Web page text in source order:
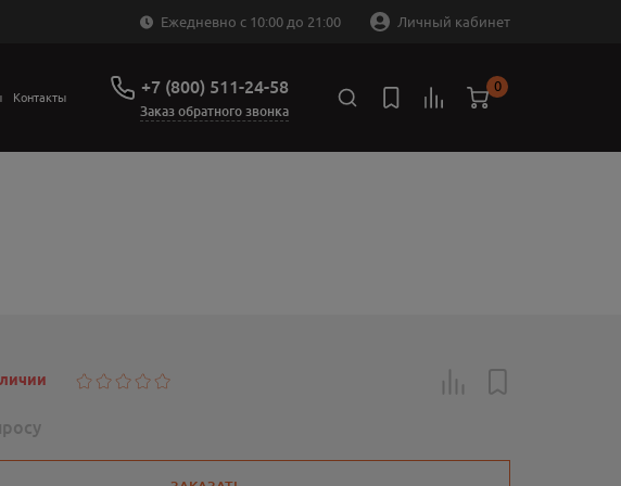
Ежедневно с 10:00 до 21:00 Личный кабинет
Контакты +7 (800) 511-24-58
Заказ обратного звонка
0